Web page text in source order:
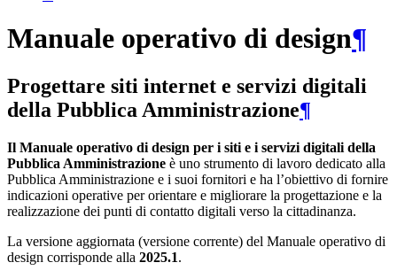
Manuale operativo di design¶
Progettare siti internet e servizi digitali
della Pubblica Amministrazione¶
Il Manuale operativo di design per i siti e i servizi digitali della
Pubblica Amministrazione è uno strumento di lavoro dedicato alla
Pubblica Amministrazione e i suoi fornitori e ha l’obiettivo di fornire
indicazioni operative per orientare e migliorare la progettazione e la
realizzazione dei punti di contatto digitali verso la cittadinanza.
La versione aggiornata (versione corrente) del Manuale operativo di
design corrisponde alla 2025.1.